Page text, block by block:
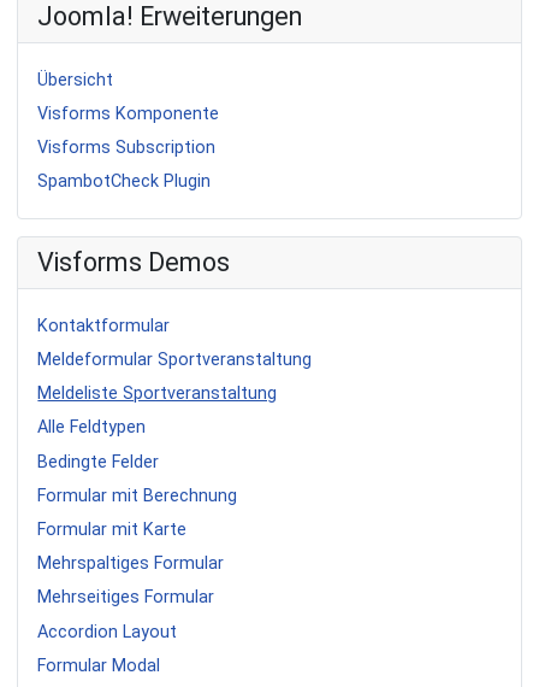
Joomla! Erweiterungen
Übersicht
Visforms Komponente
Visforms Subscription
SpambotCheck Plugin
Visforms Demos
Kontaktformular
Meldeformular Sportveranstaltung
Meldeliste Sportveranstaltung
Alle Feldtypen
Bedingte Felder
Formular mit Berechnung
Formular mit Karte
Mehrspaltiges Formular
Mehrseitiges Formular
Accordion Layout
Formular Modal